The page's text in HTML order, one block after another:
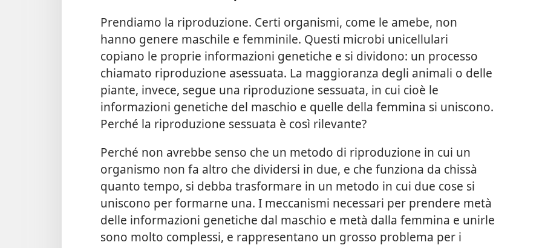
Prendiamo la riproduzione. Certi organismi, come le amebe, non
hanno genere maschile e femminile. Questi microbi unicellulari
copiano le proprie informazioni genetiche e si dividono: un processo
chiamato riproduzione asessuata. La maggioranza degli animali o delle
piante, invece, segue una riproduzione sessuata, in cui cioè le
informazioni genetiche del maschio e quelle della femmina si uniscono.
Perché la riproduzione sessuata è così rilevante?
Perché non avrebbe senso che un metodo di riproduzione in cui un
organismo non fa altro che dividersi in due, e che funziona da chissà
quanto tempo, si debba trasformare in un metodo in cui due cose si
uniscono per formarne una. I meccanismi necessari per prendere metà
delle informazioni genetiche dal maschio e metà dalla femmina e unirle
sono molto complessi, e rappresentano un grosso problema per i